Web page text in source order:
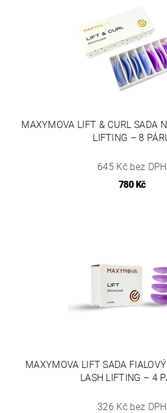
MAXYMOVA LIFT & CURL SADA
LIFTING – 8
645 Kč bez DPH
780 Kč
MAXYMOVA LIFT SADA
LASH LIFTING – 4
326 Kč bez DPH